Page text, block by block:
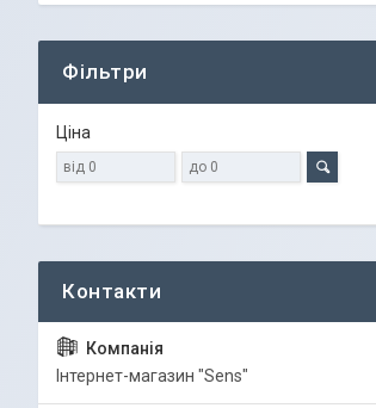
Фільтри
Ціна
Iнтернет-магазин "Sens"